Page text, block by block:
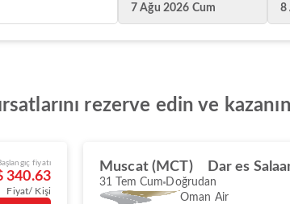
7 Ağu 2026 Cum 8
rezerve edin ve kazanın
fiyatı
340.63
Fiyat/ Kişi
Muscat (MCT) Dar es
31 Tem Cum Doğrudan
Oman Air